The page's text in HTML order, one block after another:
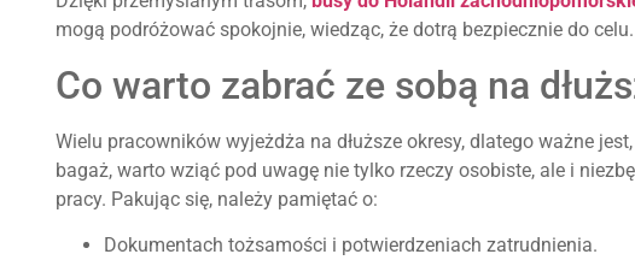
mogą podróżować spokojnie, wiedząc, że dotrą bezpiecznie do celu.
Co warto zabrać ze sobą na
Wielu pracowników wyjeżdża na dłuższe okresy, dlatego ważne
bagaż, warto wziąć pod uwagę nie tylko rzeczy osobiste, ale i
pracy. Pakując się, należy pamiętać o:
Dokumentach tożsamości i potwierdzeniach zatrudnienia.